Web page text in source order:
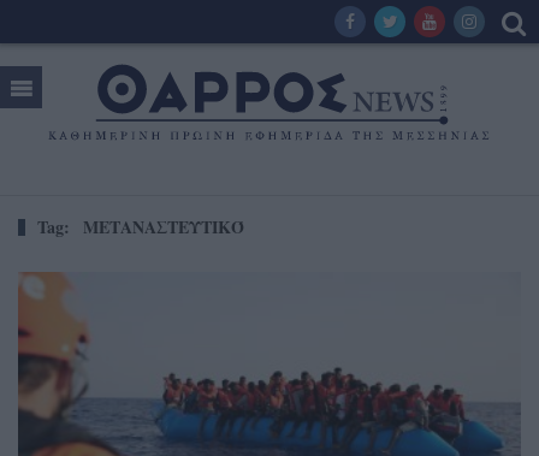
Tag: ΜΕΤΑΝΑΣΤΕΥΤΙΚΌ